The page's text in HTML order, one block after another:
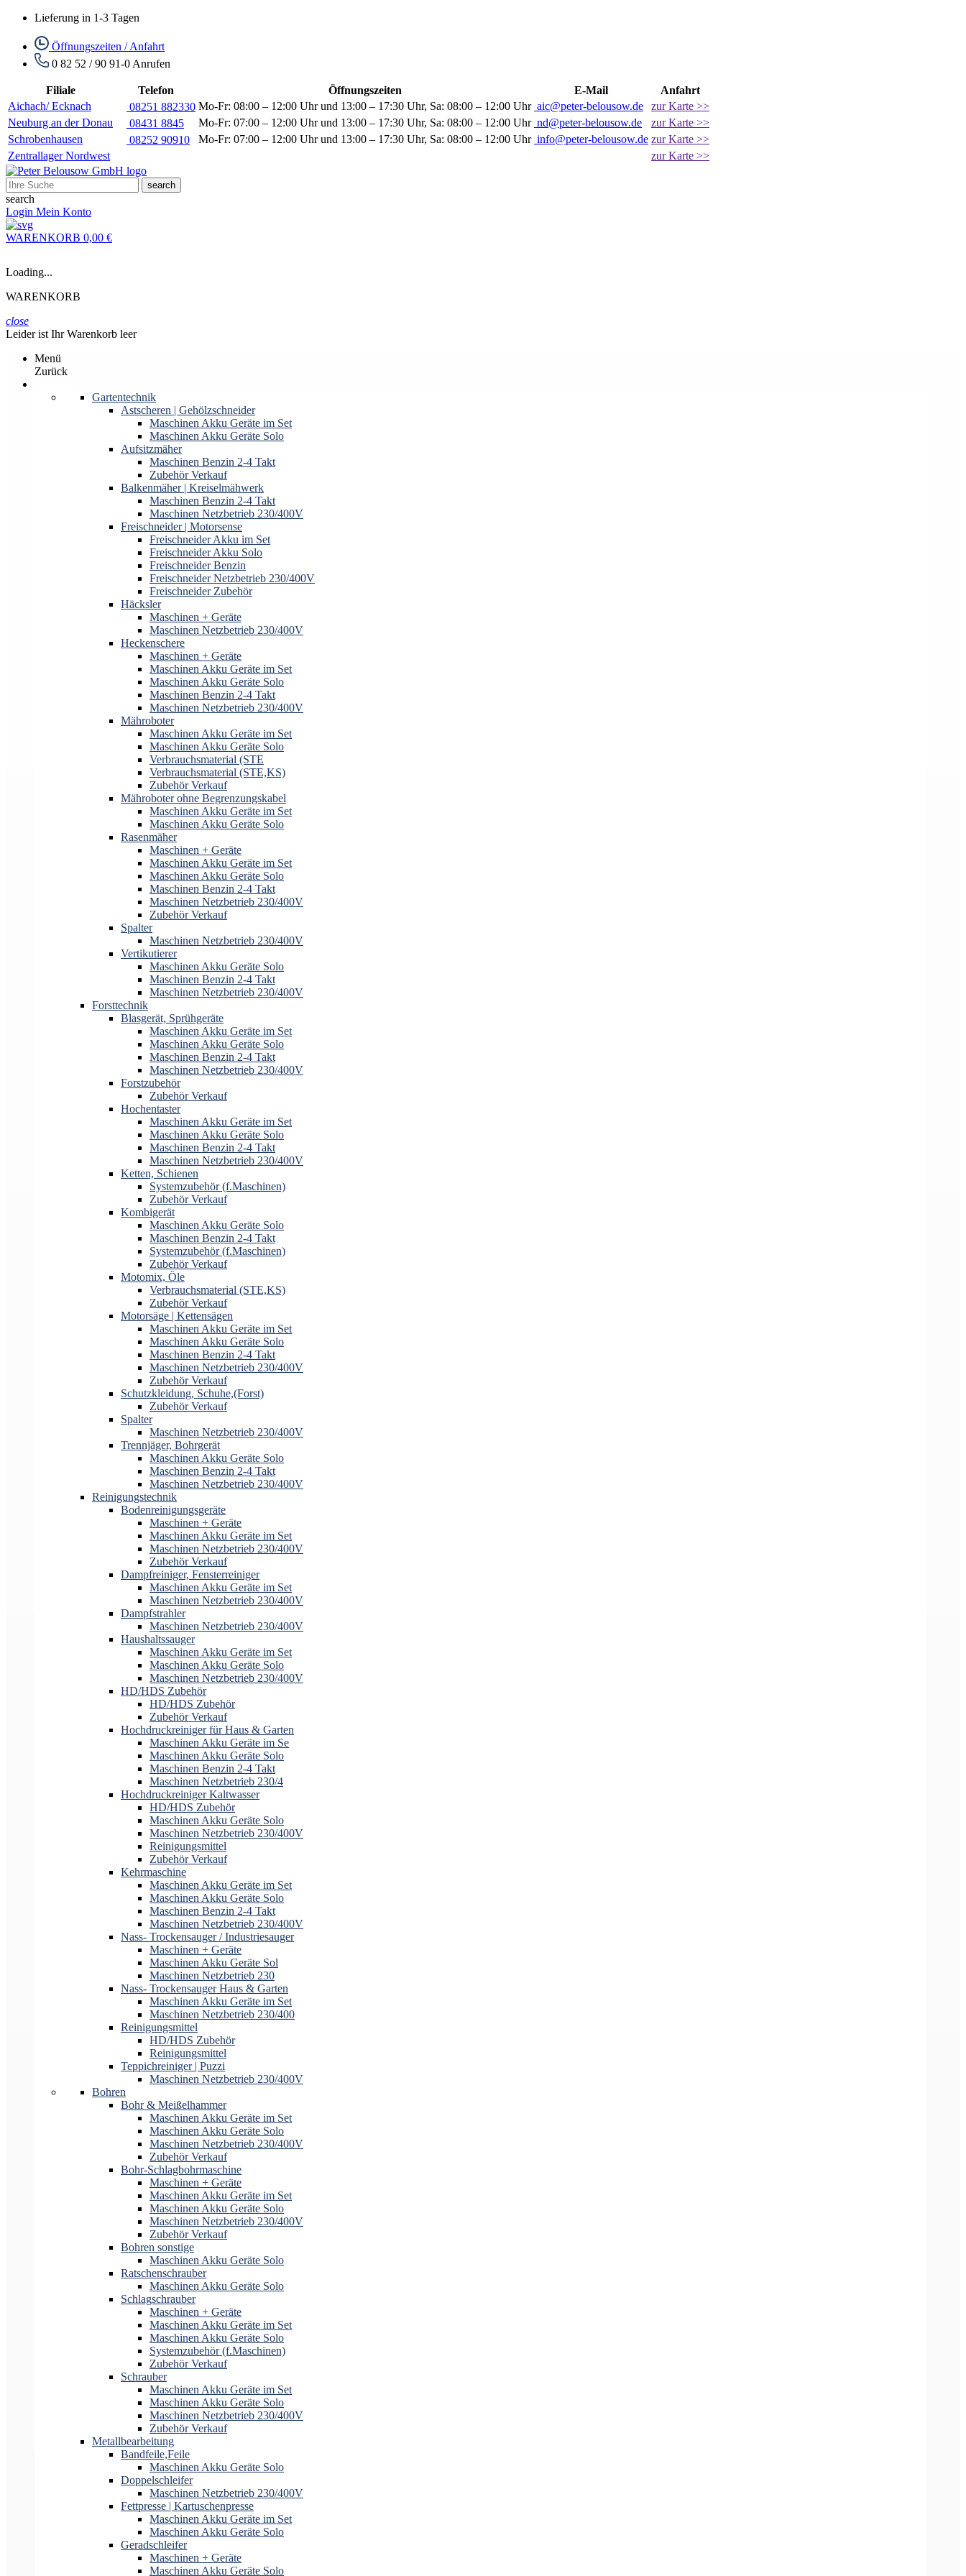
Lieferung in 1-3 Tagen
Öffnungszeiten / Anfahrt
0 82 52 / 90 91-0 Anrufen
Filiale Telefon Öffnungszeiten E-Mail
Anfahrt
Aichach/ Ecknach
08251 882330 Mo-Fr: 08:00 – 12:00 Uhr und 13:00 – 17:30 Uhr, Sa: 08:00 – 12:00 Uhr aic@peter-belousow.de
zur Karte >>
Neuburg an der Donau
08431 8845 Mo-Fr: 07:00 – 12:00 Uhr und 13:00 – 17:30 Uhr, Sa: 08:00 – 12:00 Uhr nd@peter-belousow.de
zur Karte >>
Schrobenhausen
08252 90910 Mo-Fr: 07:00 – 12:00 Uhr und 13:00 – 17:30 Uhr, Sa: 08:00 – 12:00 Uhr info@peter-belousow.de zur Karte >>
Zentrallager Nordwest
zur Karte >>
search
search
Login Mein Konto
WARENKORB 0,00 €
Loading...
WARENKORB
close
Leider ist Ihr Warenkorb leer
Menü
Zurück
Gartentechnik
Astscheren | Gehölzschneider
Maschinen Akku Geräte im Set
Maschinen Akku Geräte Solo
Aufsitzmäher
Maschinen Benzin 2-4 Takt
Zubehör Verkauf
Balkenmäher | Kreiselmähwerk
Maschinen Benzin 2-4 Takt
Maschinen Netzbetrieb 230/400V
Freischneider | Motorsense
Freischneider Akku im Set
Freischneider Akku Solo
Freischneider Benzin
Freischneider Netzbetrieb 230/400V
Freischneider Zubehör
Häcksler
Maschinen + Geräte
Maschinen Netzbetrieb 230/400V
Heckenschere
Maschinen + Geräte
Maschinen Akku Geräte im Set
Maschinen Akku Geräte Solo
Maschinen Benzin 2-4 Takt
Maschinen Netzbetrieb 230/400V
Mähroboter
Maschinen Akku Geräte im Set
Maschinen Akku Geräte Solo
Verbrauchsmaterial (STE
Verbrauchsmaterial (STE,KS)
Zubehör Verkauf
Mähroboter ohne Begrenzungskabel
Maschinen Akku Geräte im Set
Maschinen Akku Geräte Solo
Rasenmäher
Maschinen + Geräte
Maschinen Akku Geräte im Set
Maschinen Akku Geräte Solo
Maschinen Benzin 2-4 Takt
Maschinen Netzbetrieb 230/400V
Zubehör Verkauf
Spalter
Maschinen Netzbetrieb 230/400V
Vertikutierer
Maschinen Akku Geräte Solo
Maschinen Benzin 2-4 Takt
Maschinen Netzbetrieb 230/400V
Forsttechnik
Blasgerät, Sprühgeräte
Maschinen Akku Geräte im Set
Maschinen Akku Geräte Solo
Maschinen Benzin 2-4 Takt
Maschinen Netzbetrieb 230/400V
Forstzubehör
Zubehör Verkauf
Hochentaster
Maschinen Akku Geräte im Set
Maschinen Akku Geräte Solo
Maschinen Benzin 2-4 Takt
Maschinen Netzbetrieb 230/400V
Ketten, Schienen
Systemzubehör (f.Maschinen)
Zubehör Verkauf
Kombigerät
Maschinen Akku Geräte Solo
Maschinen Benzin 2-4 Takt
Systemzubehör (f.Maschinen)
Zubehör Verkauf
Motomix, Öle
Verbrauchsmaterial (STE,KS)
Zubehör Verkauf
Motorsäge | Kettensägen
Maschinen Akku Geräte im Set
Maschinen Akku Geräte Solo
Maschinen Benzin 2-4 Takt
Maschinen Netzbetrieb 230/400V
Zubehör Verkauf
Schutzkleidung, Schuhe,(Forst)
Zubehör Verkauf
Spalter
Maschinen Netzbetrieb 230/400V
Trennjäger, Bohrgerät
Maschinen Akku Geräte Solo
Maschinen Benzin 2-4 Takt
Maschinen Netzbetrieb 230/400V
Reinigungstechnik
Bodenreinigungsgeräte
Maschinen + Geräte
Maschinen Akku Geräte im Set
Maschinen Netzbetrieb 230/400V
Zubehör Verkauf
Dampfreiniger, Fensterreiniger
Maschinen Akku Geräte im Set
Maschinen Netzbetrieb 230/400V
Dampfstrahler
Maschinen Netzbetrieb 230/400V
Haushaltssauger
Maschinen Akku Geräte im Set
Maschinen Akku Geräte Solo
Maschinen Netzbetrieb 230/400V
HD/HDS Zubehör
HD/HDS Zubehör
Zubehör Verkauf
Hochdruckreiniger für Haus & Garten
Maschinen Akku Geräte im Se
Maschinen Akku Geräte Solo
Maschinen Benzin 2-4 Takt
Maschinen Netzbetrieb 230/4
Hochdruckreiniger Kaltwasser
HD/HDS Zubehör
Maschinen Akku Geräte Solo
Maschinen Netzbetrieb 230/400V
Reinigungsmittel
Zubehör Verkauf
Kehrmaschine
Maschinen Akku Geräte im Set
Maschinen Akku Geräte Solo
Maschinen Benzin 2-4 Takt
Maschinen Netzbetrieb 230/400V
Nass- Trockensauger / Industriesauger
Maschinen + Geräte
Maschinen Akku Geräte Sol
Maschinen Netzbetrieb 230
Nass- Trockensauger Haus & Garten
Maschinen Akku Geräte im Set
Maschinen Netzbetrieb 230/400
Reinigungsmittel
HD/HDS Zubehör
Reinigungsmittel
Teppichreiniger | Puzzi
Maschinen Netzbetrieb 230/400V
Bohren
Bohr & Meißelhammer
Maschinen Akku Geräte im Set
Maschinen Akku Geräte Solo
Maschinen Netzbetrieb 230/400V
Zubehör Verkauf
Bohr-Schlagbohrmaschine
Maschinen + Geräte
Maschinen Akku Geräte im Set
Maschinen Akku Geräte Solo
Maschinen Netzbetrieb 230/400V
Zubehör Verkauf
Bohren sonstige
Maschinen Akku Geräte Solo
Ratschenschrauber
Maschinen Akku Geräte Solo
Schlagschrauber
Maschinen + Geräte
Maschinen Akku Geräte im Set
Maschinen Akku Geräte Solo
Systemzubehör (f.Maschinen)
Zubehör Verkauf
Schrauber
Maschinen Akku Geräte im Set
Maschinen Akku Geräte Solo
Maschinen Netzbetrieb 230/400V
Zubehör Verkauf
Metallbearbeitung
Bandfeile,Feile
Maschinen Akku Geräte Solo
Doppelschleifer
Maschinen Netzbetrieb 230/400V
Fettpresse | Kartuschenpresse
Maschinen Akku Geräte im Set
Maschinen Akku Geräte Solo
Geradschleifer
Maschinen + Geräte
Maschinen Akku Geräte Solo